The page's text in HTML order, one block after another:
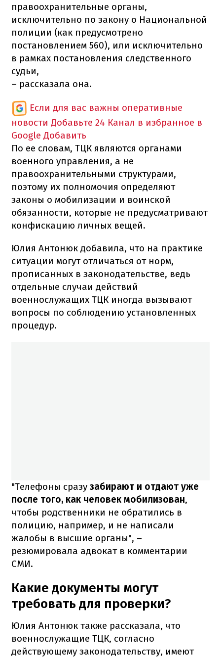
правоохранительные органы,
исключительно по закону о Национальной
полиции (как предусмотрено
постановлением 560), или исключительно
в рамках постановления следственного
судьи,
– рассказала она.
Если для вас важны оперативные
новости Добавьте 24 Канал в избранное в
Google Добавить
По ее словам, ТЦК являются органами
военного управления, а не
правоохранительными структурами,
поэтому их полномочия определяют
законы о мобилизации и воинской
обязанности, которые не предусматривают
конфискацию личных вещей.
Юлия Антонюк добавила, что на практике
ситуации могут отличаться от норм,
прописанных в законодательстве, ведь
отдельные случаи действий
военнослужащих ТЦК иногда вызывают
вопросы по соблюдению установленных
процедур.
"Телефоны сразузабирают и отдают уже
после того, как человек мобилизован,
чтобы родственники не обратились в
полицию, например, и не написали
жалобы в высшие органы", –
резюмировала адвокат в комментарии
СМИ.
Какие документы могут
требовать для проверки?
Юлия Антонюк также рассказала, что
военнослужащие ТЦК, согласно
действующему законодательству, имеют